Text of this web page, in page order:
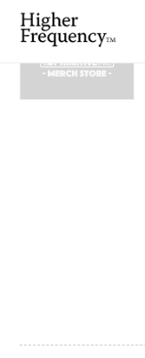
TAG: Thomas Bullock